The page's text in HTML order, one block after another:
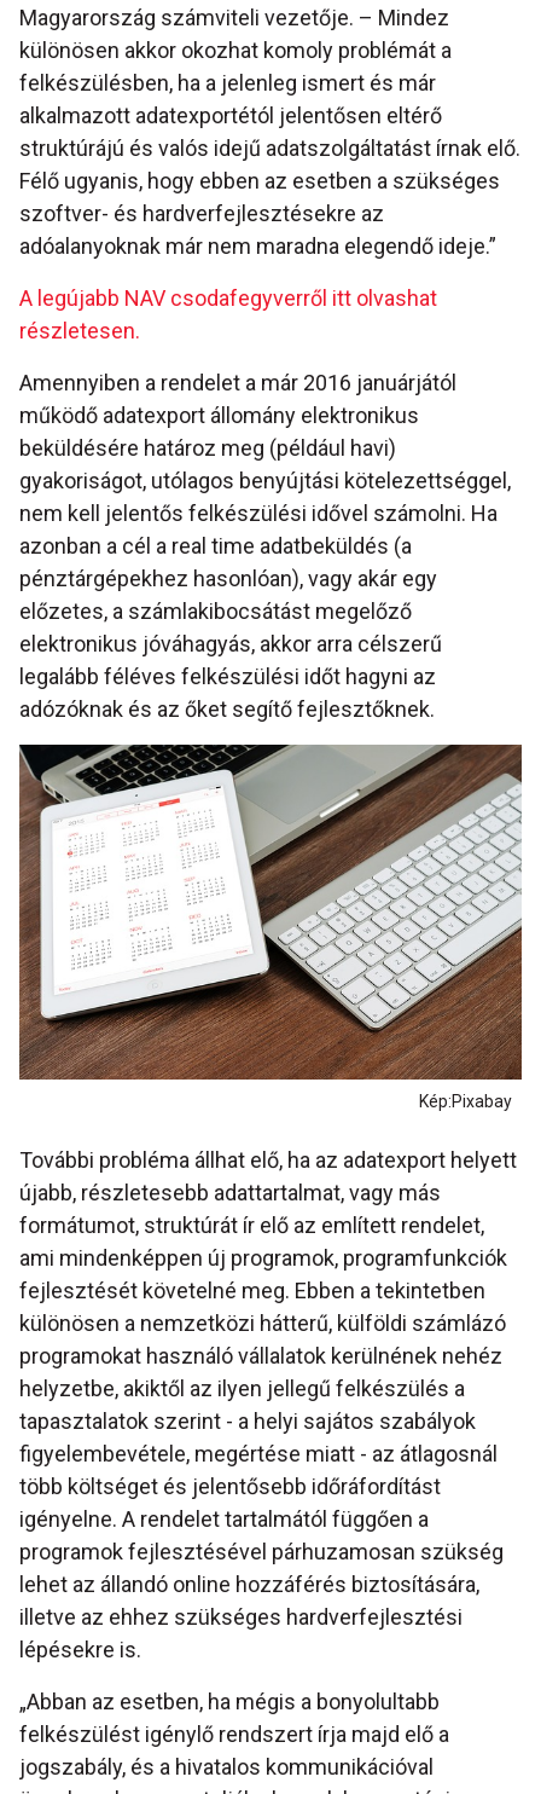
Magyarország számviteli vezetője. – Mindez
különösen akkor okozhat komoly problémát a
felkészülésben, ha a jelenleg ismert és már
alkalmazott adatexportétól jelentősen eltérő
struktúrájú és valós idejű adatszolgáltatást írnak elő.
Félő ugyanis, hogy ebben az esetben a szükséges
szoftver- és hardverfejlesztésekre az
adóalanyoknak már nem maradna elegendő ideje.”
A legújabb NAV csodafegyverről itt olvashat
részletesen.
Amennyiben a rendelet a már 2016 januárjától
működő adatexport állomány elektronikus
beküldésére határoz meg (például havi)
gyakoriságot, utólagos benyújtási kötelezettséggel,
nem kell jelentős felkészülési idővel számolni. Ha
azonban a cél a real time adatbeküldés (a
pénztárgépekhez hasonlóan), vagy akár egy
előzetes, a számlakibocsátást megelőző
elektronikus jóváhagyás, akkor arra célszerű
legalább féléves felkészülési időt hagyni az
adózóknak és az őket segítő fejlesztőknek.
Kép:Pixabay
További probléma állhat elő, ha az adatexport helyett
újabb, részletesebb adattartalmat, vagy más
formátumot, struktúrát ír elő az említett rendelet,
ami mindenképpen új programok, programfunkciók
fejlesztését követelné meg. Ebben a tekintetben
különösen a nemzetközi hátterű, külföldi számlázó
programokat használó vállalatok kerülnének nehéz
helyzetbe, akiktől az ilyen jellegű felkészülés a
tapasztalatok szerint - a helyi sajátos szabályok
figyelembevétele, megértése miatt - az átlagosnál
több költséget és jelentősebb időráfordítást
igényelne. A rendelet tartalmától függően a
programok fejlesztésével párhuzamosan szükség
lehet az állandó online hozzáférés biztosítására,
illetve az ehhez szükséges hardverfejlesztési
lépésekre is.
„Abban az esetben, ha mégis a bonyolultabb
felkészülést igénylő rendszert írja majd elő a
jogszabály, és a hivatalos kommunikációval